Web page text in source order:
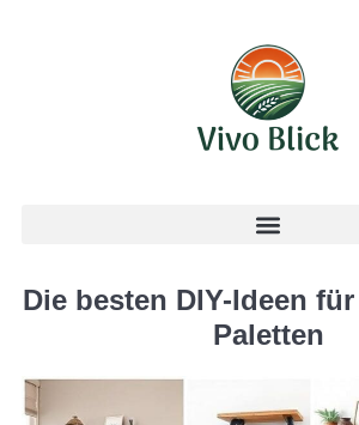
Die besten DIY-Ideen
Paletten